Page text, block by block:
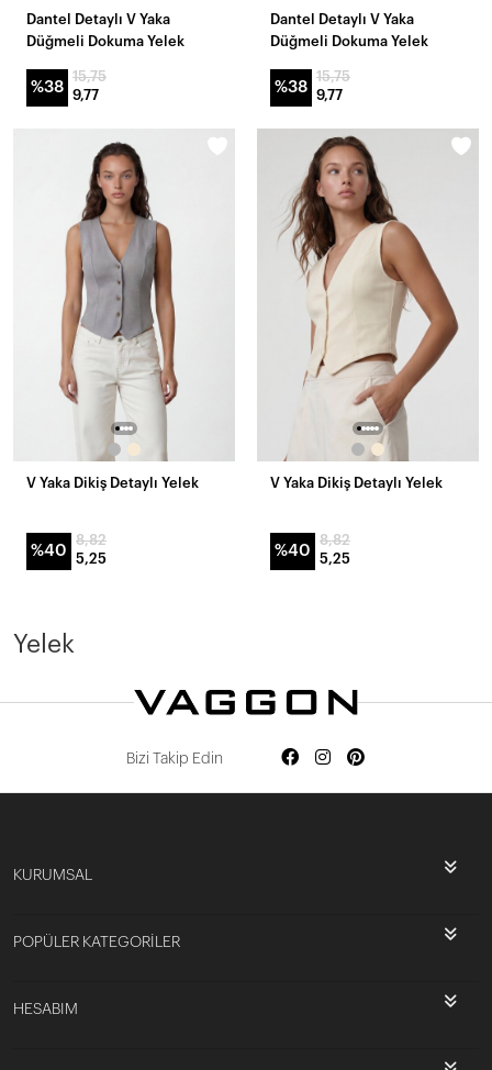
Dantel Detaylı V Yaka
Düğmeli Dokuma Yelek
%38
15,75
9,77
Dantel Detaylı V Yaka
Düğmeli Dokuma Yelek
%38
15,75
9,77
V Yaka Dikiş Detaylı Yelek
%40
8,82
5,25
V Yaka Dikiş Detaylı Yelek
%40
8,82
5,25
Yelek
Bizi Takip Edin
KURUMSAL
POPÜLER KATEGORİLER
HESABIM